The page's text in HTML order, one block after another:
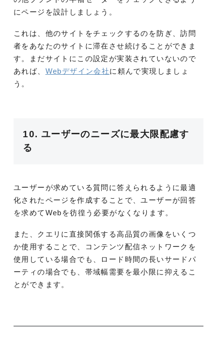
にページを設計しましょう。
これは、他のサイトをチェックするのを防ぎ、訪問
者をあなたのサイトに滞在させ続けることができま
す。まだサイトにこの設定が実装されていないので
あれば、 Webデザイン会社に頼んで実現しましょ
う。
10. ユーザーのニーズに最大限配慮す
る
ユーザーが求めている質問に答えられるように最適
化されたページを作成することで、ユーザーが回答
を求めてWebを彷徨う必要がなくなります。
また、クエリに直接関係する高品質の画像をいくつ
か使用することで、コンテンツ配信ネットワークを
使用している場合でも、ロード時間の長いサードパ
ーティの場合でも、帯域幅需要を最小限に抑えるこ
とができます。